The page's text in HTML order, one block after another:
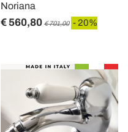
Noriana
€ 560,80 € 701,00 - 20%